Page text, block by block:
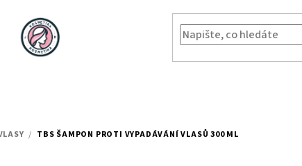
/ TBS ŠAMPON PROTI VYPADÁVÁNÍ VLASŮ 300 ML